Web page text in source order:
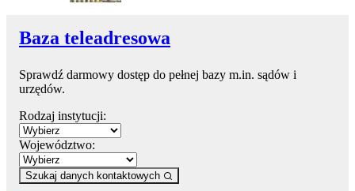
Baza teleadresowa
Sprawdź darmowy dostęp do pełnej bazy m.in. sądów i
urzędów.
Rodzaj instytucji:
Województwo:
Szukaj danych kontaktowych